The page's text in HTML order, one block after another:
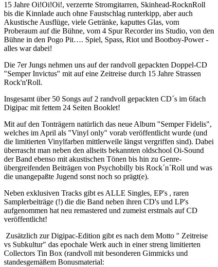
15 Jahre Oi!Oi!Oi!, verzerrte Stromgitarren, Skinhead-RocknRoll
bis die Kinnlade auch ohne Faustschlag runterkipp, aber auch
Akustische Ausflüge, viele Getränke, kaputtes Glas, vom
Proberaum auf die Bühne, vom 4 Spur Recorder ins Studio, von den
Bühne in den Pogo Pit…. Spiel, Spass, Riot und Bootboy-Power -
alles war dabei!
Die 7er Jungs nehmen uns auf der randvoll gepackten Doppel-CD
"Semper Invictus" mit auf eine Zeitreise durch 15 Jahre Strassen
Rock'n'Roll.
Insgesamt über 50 Songs auf 2 randvoll gepackten CD´s im 6fach
Digipac mit fettem 24 Seiten Booklet!
Mit auf den Tonträgern natürlich das neue Album "Semper Fidelis",
welches im April als "Vinyl only" vorab veröffentlicht wurde (und
die limitierten Vinylfarben mittlerweile längst vergriffen sind). Dabei
überrascht man neben den allseits bekannten oldschool Oi-Sound
der Band ebenso mit akustischen Tönen bis hin zu Genre-
übergreifenden Beiträgen von Psychobilly bis Rock´n´Roll und was
die unangepaßte Jugend sonst noch so prägt(e).
Neben exklusiven Tracks gibt es ALLE Singles, EP's , raren
Samplerbeiträge (!) die die Band neben ihren CD's und LP's
aufgenommen hat neu remastered und zumeist erstmals auf CD
veröffentlicht!
Zusätzlich zur Digipac-Edition gibt es nach dem Motto " Zeitreise
vs Subkultur" das epochale Werk auch in einer streng limitierten
Collectors Tin Box (randvoll mit besonderen Gimmicks und
standesgemäßem Bonusmaterial: